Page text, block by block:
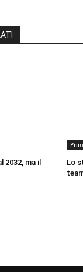
2032, ma il
Lo